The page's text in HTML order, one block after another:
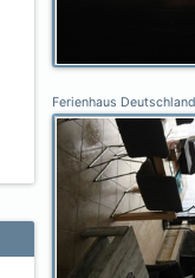
Ferienhaus Deutschland